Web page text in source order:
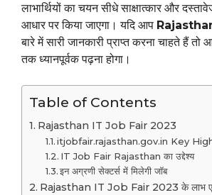
लाभार्थियों का चयन सीधे साक्षात्कार और
आधार पर किया जाएगा। यदि आप
बारे में सारी जानकारी प्राप्त करना चाहते हैं
तक ध्यानपूर्वक पढ़ना होगा।
Table of Contents
Rajasthan IT Job Fair 2023
itjobfair.rajasthan.gov.in Key
IT Job Fair Rajasthan का उद्देश्य
इन अग्रणी सेक्टर्स में मिलेगी जॉब
Rajasthan IT Job Fair 2023 के लाभ एवं